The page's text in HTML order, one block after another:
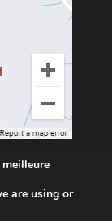
are using or